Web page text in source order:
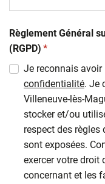
Règlement Général
(RGPD) (obligatoire)
*
Je reconnais
confidentialité. Je
Villeneuve-lès-
stocker et/ou
respect des
sont exposées.
exercer votre droit
concernant et les